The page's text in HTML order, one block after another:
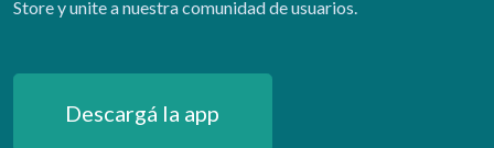
Store y unite a nuestra comunidad de usuarios.
Descargá la app